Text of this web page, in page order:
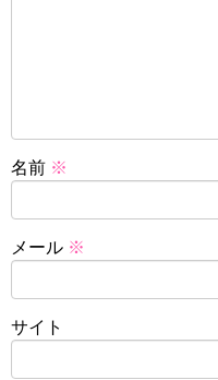
名前 ※
メール ※
サイト